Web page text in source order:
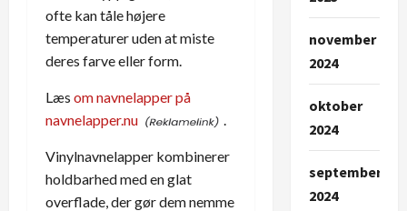
ofte kan tåle højere
temperaturer uden at miste
deres farve eller form.
Læs om navnelapper på
navnelapper.nu
Vinylnavnelapper kombinerer
holdbarhed med en glat
overflade, der gør dem nemme
november
2024
oktober
2024
september
2024